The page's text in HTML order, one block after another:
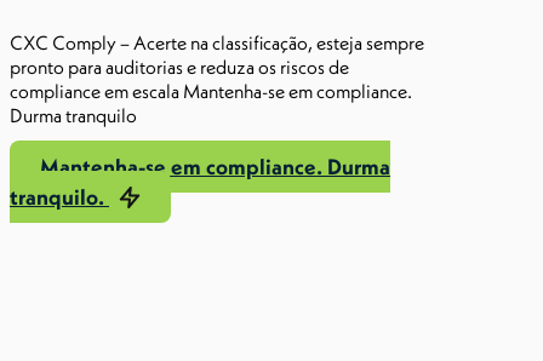
CXC Comply – Acerte na classificação, esteja sempre
pronto para auditorias e reduza os riscos de
compliance em escala Mantenha-se em compliance.
Durma tranquilo
Mantenha-se em compliance. Durma
tranquilo.